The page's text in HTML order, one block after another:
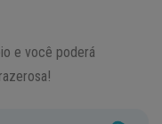
e você poderá